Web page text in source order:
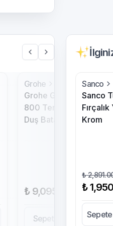
Grohe
Grohe Grohtherm
800 Termostatik
Duş Bataryası
₺ 9,095.00
Sepete Ekle
Sanco
Sanco
Krom
₺
₺